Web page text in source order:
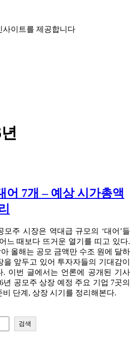
사이트를 제공합니다
어 7개 – 예상 시가총액
모주 시장은 역대급 규모의 ‘대어’들
느 때보다 뜨거운 열기를 띠고 있다.
올해는 공모 금액만 수조 원에 달하
앞두고 있어 투자자들의 기대감이
. 이번 글에서는 언론에 공개된 기사
년 공모주 상장 예정 주요 기업 7곳의
단계, 상장 시기를 정리해본다.
검색